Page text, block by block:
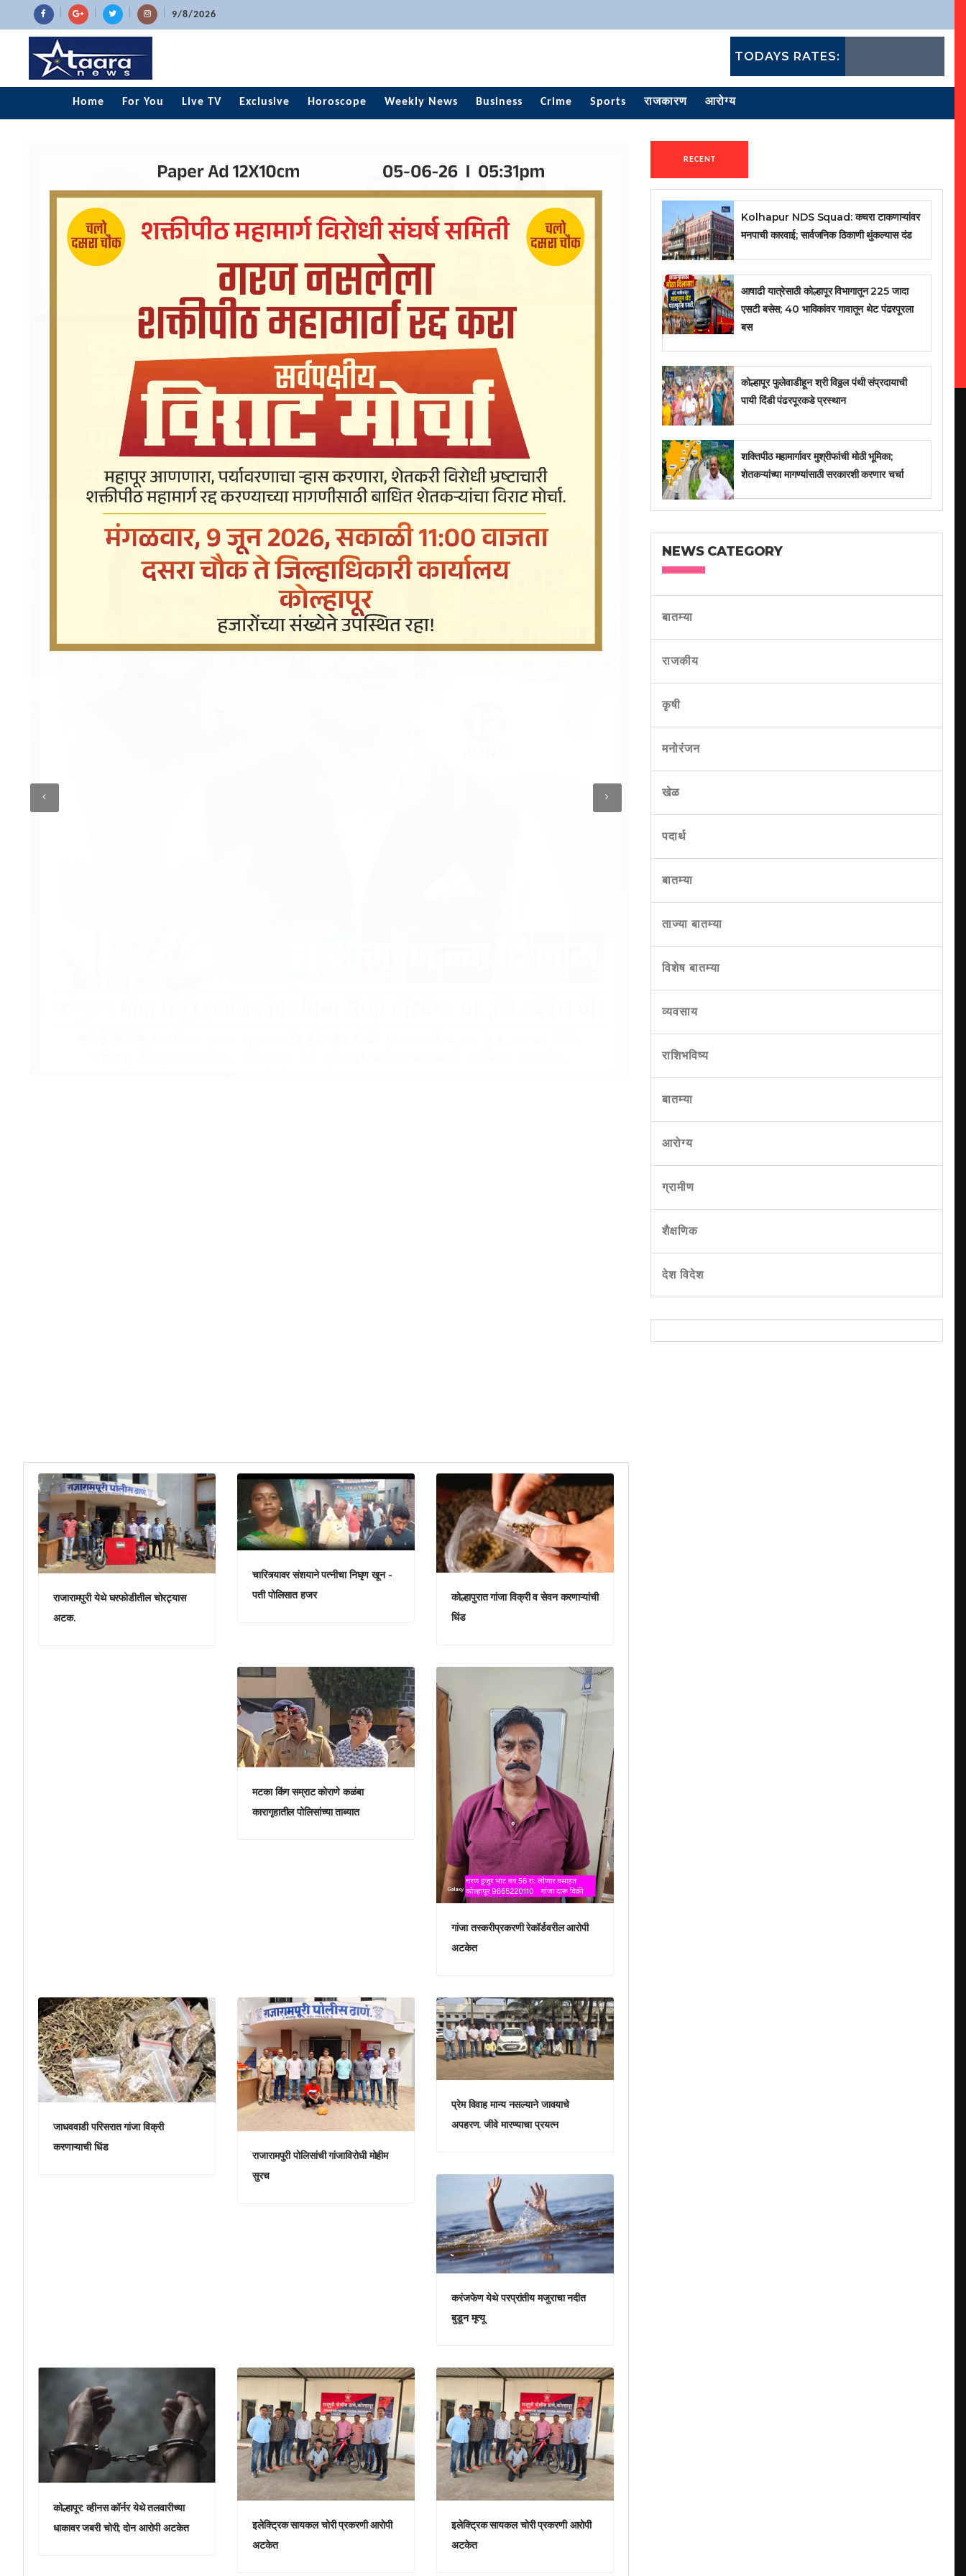
9/8/2026
TODAYS RATES:
Home For You Live TV Exclusive Horoscope Weekly News Business Crime Sports राजकारण आरोग्य
राजारामपुरी येथे घरफोडीतील चोरट्यास
अटक.
चारित्र्यावर संशयाने पत्नीचा निघृण खून -
पती पोलिसात हजर
कोल्हापुरात गांजा विक्री व सेवन करणाऱ्यांची
धिंड
मटका किंग सम्राट कोराणे कळंबा
कारागृहातील पोलिसांच्या ताब्यात
गांजा तस्करीप्रकरणी रेकॉर्डवरील आरोपी
अटकेत
जाधववाडी परिसरात गांजा विक्री
करणाऱ्याची धिंड
राजारामपुरी पोलिसांची गांजाविरोधी मोहीम
सुरच
प्रेम विवाह मान्य नसल्याने जावयाचे
अपहरण. जीवे मारण्याचा प्रयत्न
करंजफेण येथे परप्रांतीय मजुराचा नदीत
बुडून मृत्यू
कोल्हापूर: व्हीनस कॉर्नर येथे तलवारीच्या
धाकावर जबरी चोरी; दोन आरोपी अटकेत
इलेक्ट्रिक सायकल चोरी प्रकरणी आरोपी
अटकेत
इलेक्ट्रिक सायकल चोरी प्रकरणी आरोपी
अटकेत
RECENT
Kolhapur NDS Squad: कचरा टाकणाऱ्यांवर
मनपाची कारवाई; सार्वजनिक ठिकाणी थुंकल्यास दंड
आषाढी यात्रेसाठी कोल्हापूर विभागातून 225 जादा
एसटी बसेस; 40 भाविकांवर गावातून थेट पंढरपूरला
बस
कोल्हापूर फुलेवाडीहून श्री विठ्ठल पंथी संप्रदायाची
पायी दिंडी पंढरपूरकडे प्रस्थान
शक्तिपीठ महामार्गावर मुश्रीफांची मोठी भूमिका;
शेतकऱ्यांच्या मागण्यांसाठी सरकारशी करणार चर्चा
NEWS CATEGORY
बातम्या
राजकीय
कृषी
मनोरंजन
खेळ
पदार्थ
बातम्या
ताज्या बातम्या
विशेष बातम्या
व्यवसाय
राशिभविष्य
बातम्या
आरोग्य
ग्रामीण
शैक्षणिक
देश विदेश